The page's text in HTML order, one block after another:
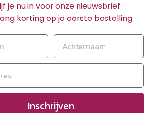
Eck in Rimburg de
watten leggen met
keuze uit drie 12-
of de standaard?
wandelroutes van 7
je nu in voor onze nieuwsbrief
korting op je eerste bestelling
Inschrijven